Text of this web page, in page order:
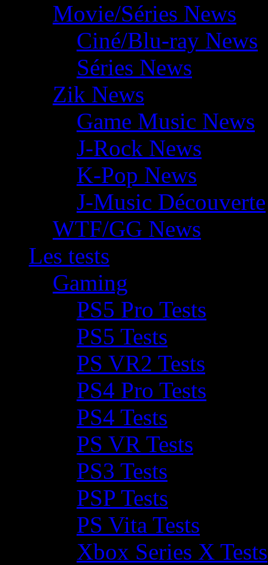
Movie/Séries News
Ciné/Blu-ray News
Séries News
Zik News
Game Music News
J-Rock News
K-Pop News
J-Music Découverte
WTF/GG News
Les tests
Gaming
PS5 Pro Tests
PS5 Tests
PS VR2 Tests
PS4 Pro Tests
PS4 Tests
PS VR Tests
PS3 Tests
PSP Tests
PS Vita Tests
Xbox Series X Tests